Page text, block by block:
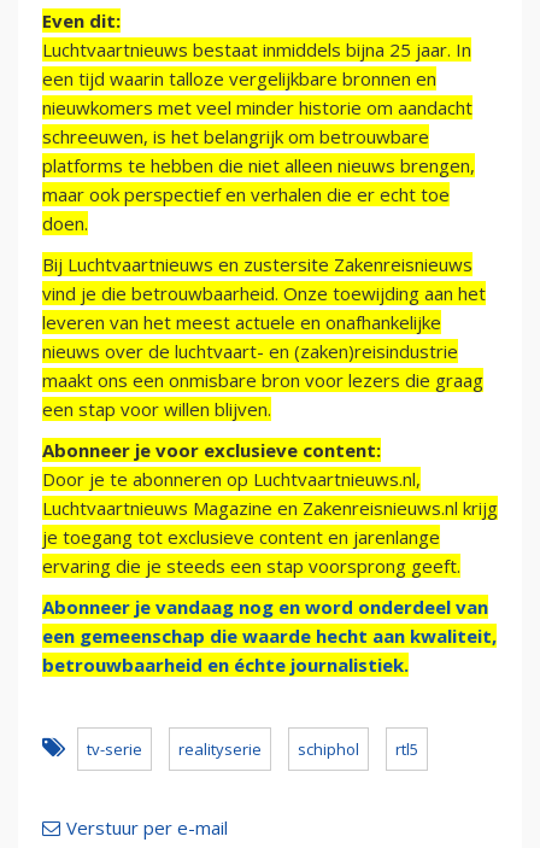
Even dit:
Luchtvaartnieuws bestaat inmiddels bijna 25 jaar. In
een tijd waarin talloze vergelijkbare bronnen en
nieuwkomers met veel minder historie om aandacht
schreeuwen, is het belangrijk om betrouwbare
platforms te hebben die niet alleen nieuws brengen,
maar ook perspectief en verhalen die er echt toe
doen.
Bij Luchtvaartnieuws en zustersite Zakenreisnieuws
vind je die betrouwbaarheid. Onze toewijding aan het
leveren van het meest actuele en onafhankelijke
nieuws over de luchtvaart- en (zaken)reisindustrie
maakt ons een onmisbare bron voor lezers die graag
een stap voor willen blijven.
Abonneer je voor exclusieve content:
Door je te abonneren op Luchtvaartnieuws.nl,
Luchtvaartnieuws Magazine en Zakenreisnieuws.nl krijg
je toegang tot exclusieve content en jarenlange
ervaring die je steeds een stap voorsprong geeft.
Abonneer je vandaag nog en word onderdeel van
een gemeenschap die waarde hecht aan kwaliteit,
betrouwbaarheid en échte journalistiek.
tv-serie realityserie schiphol rtl5
Verstuur per e-mail